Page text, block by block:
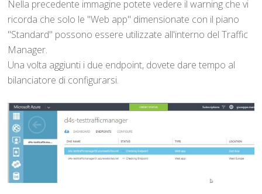
Nella precedente immagine potete vedere il warning che vi
ricorda che solo le "Web app" dimensionate con il piano
"Standard" possono essere utilizzate all'interno del Traffic
Manager.
Una volta aggiunti i due endpoint, dovete dare tempo al
bilanciatore di configurarsi.